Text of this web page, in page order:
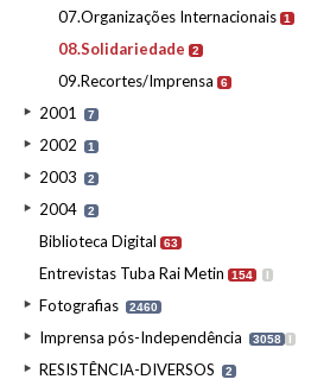
07.Organizações Internacionais 1
08.Solidariedade 2
09.Recortes/Imprensa 6
2001 7
2002 1
2003 2
2004 2
Biblioteca Digital 63
Entrevistas Tuba Rai Metin 154 I
Fotografias 2460
Imprensa pós-Independência 3058 I
RESISTÊNCIA-DIVERSOS 2